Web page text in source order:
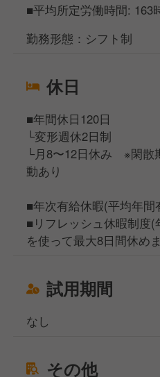
■平均所定労働時間: 163
勤務形態：シフト制
休日
■年間休日120日
└変形週休2日制
└月8〜12日休み ※閑散
動あり
■年次有給休暇(平均年間
■リフレッシュ休暇制度
を使って最大8日間休め
試用期間
なし
その他